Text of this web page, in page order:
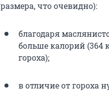
размера, что очевидно):
благодаря
больше калорий (364
гороха);
в отличие от гороха